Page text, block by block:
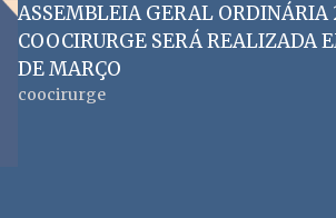
ASSEMBLEIA GERAL ORDINÁRIA
COOCIRURGE SERÁ REALIZADA
DE MARÇO
coocirurge